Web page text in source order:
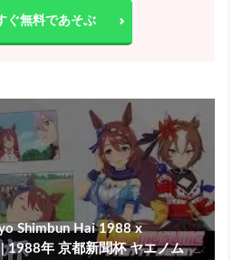
ぐ無料であそぶ
Shimbun Hai 1988 x
1988年 京都新聞杯 ヤエノム